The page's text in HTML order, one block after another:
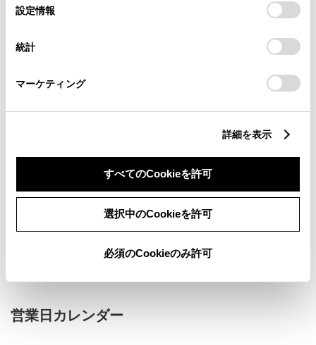
デバイスにすべてのCookie(クッキー)が保存されることに同
意したことになります。Cookie(クッキー)のオプトアウト、
設定の変更、同意を撤回したりするにあたっては、当社の
「Cookie（クッキー）情報の取り扱いについて
」をご覧くだ
設定情報
統計
マーケティング
詳細を表示
すべてのCookieを許可
選択中のCookieを許可
必須のCookieのみ許可
新車 サービス 軽自動車
営業日カレンダー